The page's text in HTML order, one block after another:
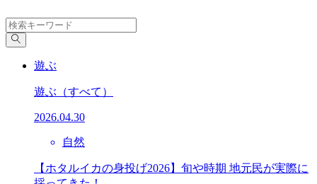
遊ぶ
遊ぶ （すべて）
2026.04.30
自然
【ホタルイカの身投げ2026】旬や時期 地元民が実際に